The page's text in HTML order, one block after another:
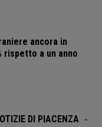
ancora in
rispetto a un anno
DI PIACENZA